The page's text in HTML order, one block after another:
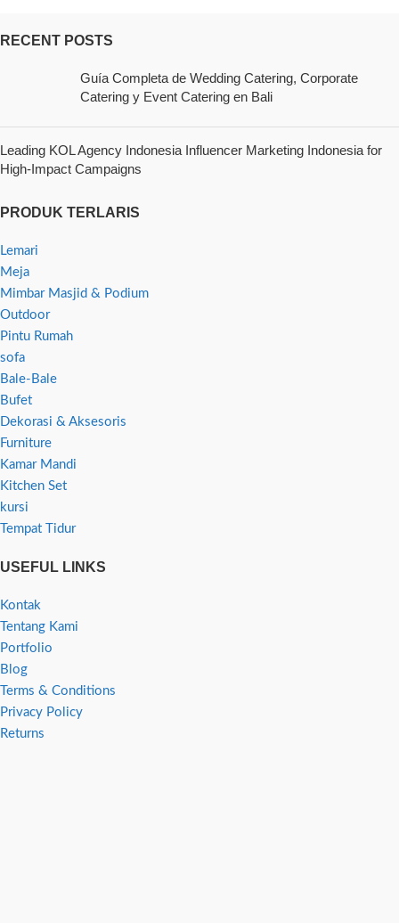
RECENT POSTS
Guía Completa de Wedding Catering, Corporate
Catering y Event Catering en Bali
Leading KOL Agency Indonesia Influencer Marketing Indonesia for
High-Impact Campaigns
PRODUK TERLARIS
Lemari
Meja
Mimbar Masjid & Podium
Outdoor
Pintu Rumah
sofa
Bale-Bale
Bufet
Dekorasi & Aksesoris
Furniture
Kamar Mandi
Kitchen Set
kursi
Tempat Tidur
USEFUL LINKS
Kontak
Tentang Kami
Portfolio
Blog
Terms & Conditions
Privacy Policy
Returns